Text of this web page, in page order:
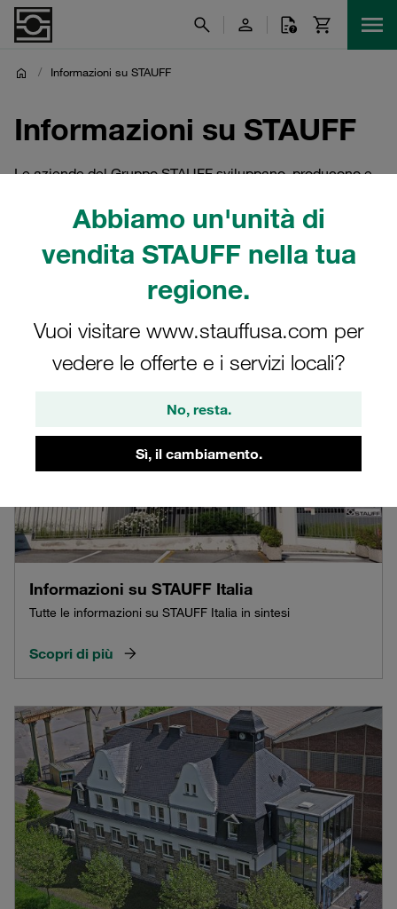
Abbiamo un'unità di
vendita STAUFF nella tua
regione.
Vuoi visitare www.stauffusa.com per
vedere le offerte e i servizi locali?
No, resta.
Sì, il cambiamento.
/ Informazioni su STAUFF
Informazioni su STAUFF
Le aziende del Gruppo STAUFF sviluppano, producono e
dieci gruppi di prodotti, nonché soluzioni speciali e di
Informazioni su STAUFF Italia
Tutte le informazioni su STAUFF Italia in sintesi
Scopri di più